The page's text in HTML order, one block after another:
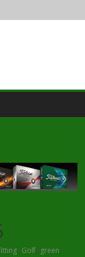
, Golf, green